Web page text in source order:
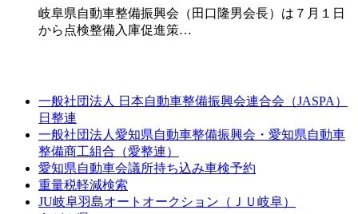
岐阜県自動車整備振興会（田口隆男会長）は７月１日
から点検整備入庫促進策…
一般社団法人 日本自動車整備振興会連合会（JASPA）
日整連
一般社団法人愛知県自動車整備振興会・愛知県自動車
整備商工組合（愛整連）
愛知県自動車会議所持ち込み車検予約
重量税軽減検索
JU岐阜羽島オートオークション（ＪＵ岐阜）